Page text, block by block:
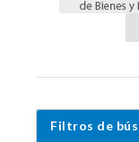
Filtros de